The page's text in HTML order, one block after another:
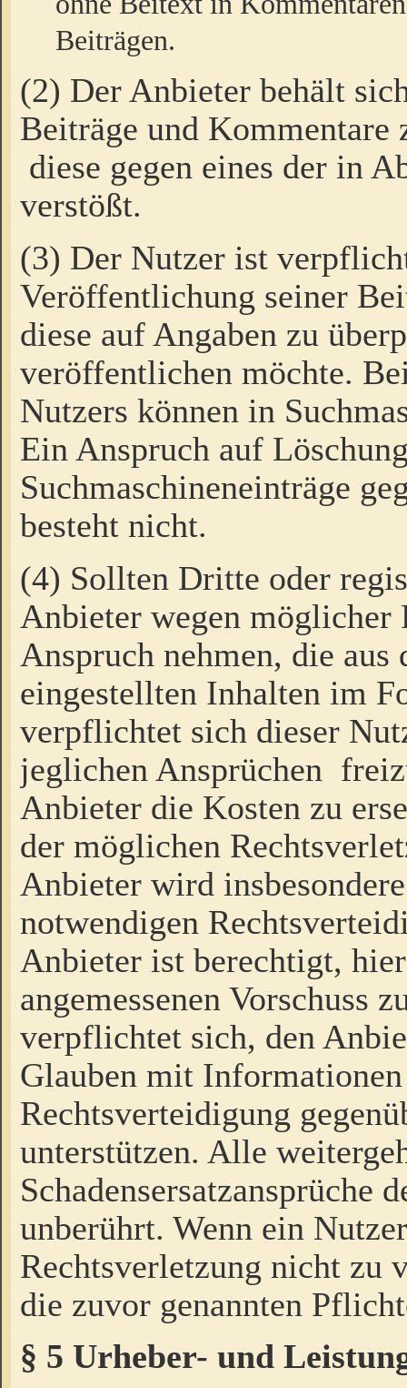
Beiträgen.
(2) Der Anbieter behält
Beiträge und Kommentare
diese gegen eines der in
verstößt.
(3) Der Nutzer ist
Veröffentlichung seiner
diese auf Angaben zu
veröffentlichen möchte.
Nutzers können in
Ein Anspruch auf
Suchmaschineneinträge
besteht nicht.
(4) Sollten Dritte oder
Anbieter wegen möglicher
Anspruch nehmen, die
eingestellten Inhalten im
verpflichtet sich dieser
jeglichen Ansprüchen
Anbieter die Kosten zu
der möglichen
Anbieter wird
notwendigen
Anbieter ist berechtigt,
angemessenen Vorschuss
verpflichtet sich, den
Glauben mit
Rechtsverteidigung
unterstützen. Alle
Schadensersatzansprüche
unberührt. Wenn ein
Rechtsverletzung nicht zu
die zuvor genannten
§ 5 Urheber- und